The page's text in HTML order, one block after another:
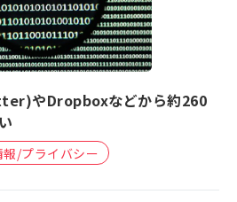
やDropboxなどから約260
報/プライバシー